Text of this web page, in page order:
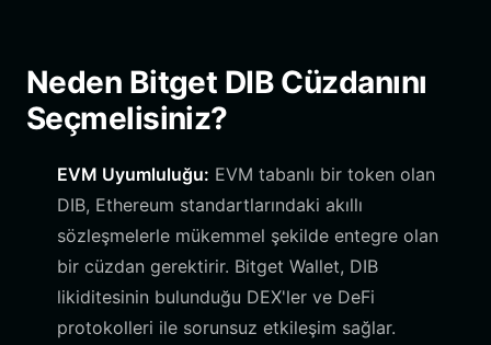
Neden Bitget DIB Cüzdanını
Seçmelisiniz?
EVM Uyumluluğu: EVM tabanlı bir token olan
DIB, Ethereum standartlarındaki akıllı
sözleşmelerle mükemmel şekilde entegre olan
bir cüzdan gerektirir. Bitget Wallet, DIB
likiditesinin bulunduğu DEX'ler ve DeFi
protokolleri ile sorunsuz etkileşim sağlar.